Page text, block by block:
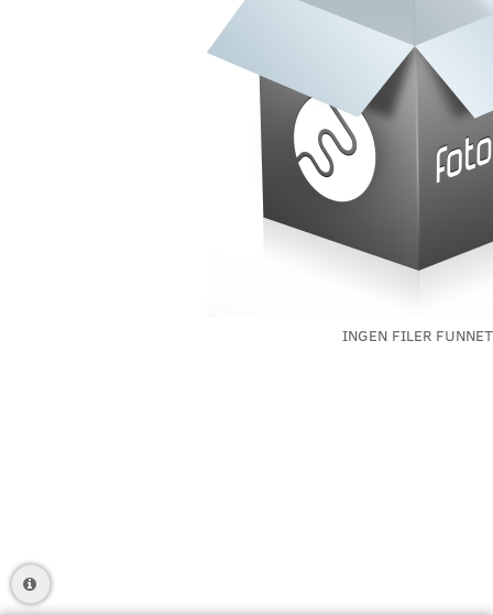
INGEN FILER FUNNET